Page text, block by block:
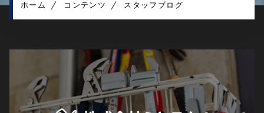
ホーム コンテンツ スタッフブログ